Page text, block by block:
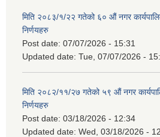
मिति २०८३/१/२२ गतेको ६० औं नगर
निर्णयहरु
Post date: 07/07/2026 - 15:31
Updated date: Tue, 07/07/2026 -
मिति २०८२/११/२७ गतेको ५९ औं नगर
निर्णयहरु
Post date: 03/18/2026 - 12:34
Updated date: Wed, 03/18/2026 -